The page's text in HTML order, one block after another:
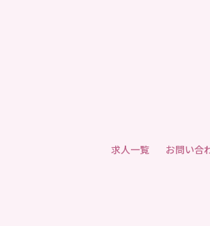
求人一覧 お問い合